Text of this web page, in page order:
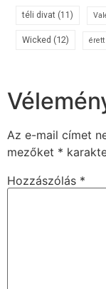
téli divat (11)
Wicked (12)
Az e-mail címet
mezőket *
Hozzászólás *